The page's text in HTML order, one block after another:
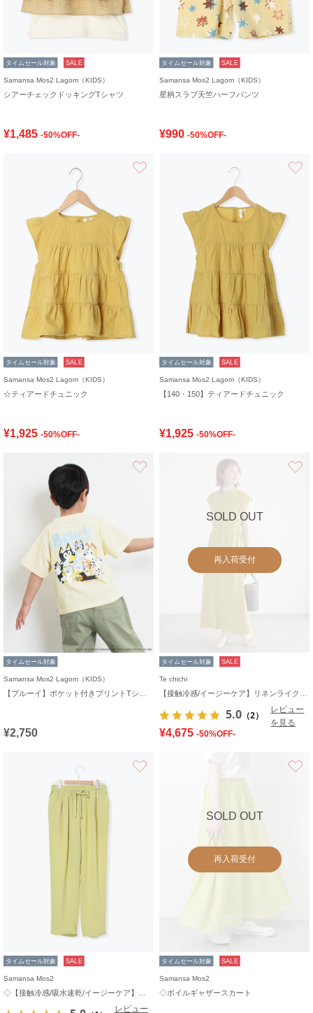
タイムセール対象 SALE
Samansa Mos2 Lagom（KIDS）
シアーチェックドッキングTシャツ
¥1,485 -50%OFF-
タイムセール対象 SALE
Samansa Mos2 Lagom（KIDS）
星柄スラブ天竺ハーフパンツ
¥990 -50%OFF-
タイムセール対象 SALE
Samansa Mos2 Lagom（KIDS）
☆ティアードチュニック
¥1,925 -50%OFF-
タイムセール対象 SALE
Samansa Mos2 Lagom（KIDS）
【140・150】ティアードチュニック
¥1,925 -50%OFF-
タイムセール対象
Samansa Mos2 Lagom（KIDS）
¥2,750
SOLD OUT
再入荷受付
タイムセール対象 SALE
Te chichi
5.0 （2）
レビュー
を見る
¥4,675 -50%OFF-
タイムセール対象 SALE
Samansa Mos2
レビュー
SOLD OUT
再入荷受付
タイムセール対象 SALE
Samansa Mos2
◇ボイルギャザースカート